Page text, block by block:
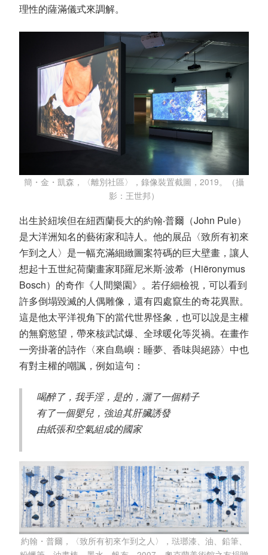
理性的薩滿儀式來調解。
簡・金・凱森，〈離別社區〉，錄像裝置截圖，2019。（攝
影：王世邦）
出生於紐埃但在紐西蘭長大的約翰‧普爾（John Pule）
是大洋洲知名的藝術家和詩人。他的展品〈致所有初來
乍到之人〉是一幅充滿細緻圖案符碼的巨大壁畫，讓人
想起十五世紀荷蘭畫家耶羅尼米斯‧波希（Hiëronymus
Bosch）的奇作《人間樂園》。若仔細檢視，可以看到
許多倒塌毀滅的人偶雕像，還有四處竄生的奇花異獸。
這是他太平洋視角下的當代世界怪象，也可以說是主權
的無窮慾望，帶來核武試爆、全球暖化等災禍。在畫作
一旁掛著的詩作〈來自島嶼：睡夢、香味與絕跡〉中也
有對主權的嘲諷，例如這句：
喝醉了，我手淫，是的，灑了一個精子
有了一個嬰兒，強迫其肝臟誘發
由紙張和空氣組成的國家
約翰・普爾，〈致所有初來乍到之人〉，琺瑯漆、油、鉛筆、